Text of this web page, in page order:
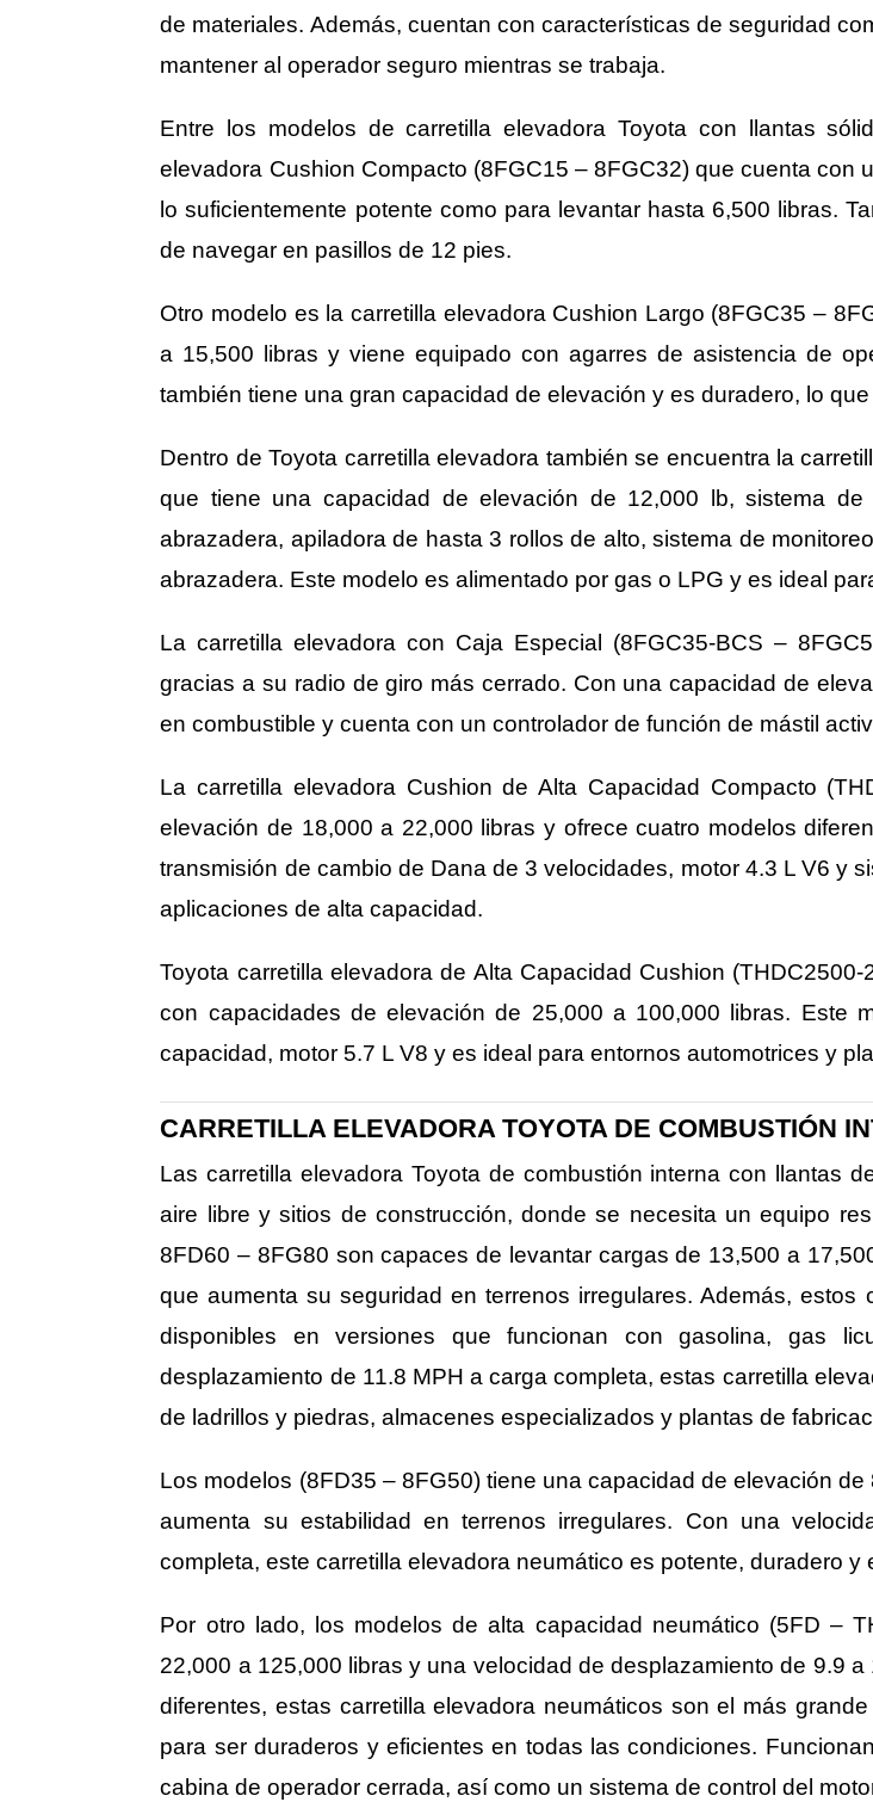
de materiales. Además, cuentan con características de seguridad
mantener al operador seguro mientras se trabaja.
Entre los modelos de carretilla elevadora Toyota con llantas
elevadora Cushion Compacto (8FGC15 – 8FGC32) que cuenta
lo suficientemente potente como para levantar hasta 6,500 libras.
de navegar en pasillos de 12 pies.
Otro modelo es la carretilla elevadora Cushion Largo (8FGC35 –
a 15,500 libras y viene equipado con agarres de asistencia de
también tiene una gran capacidad de elevación y es duradero, lo
Dentro de Toyota carretilla elevadora también se encuentra la
que tiene una capacidad de elevación de 12,000 lb, sistema
abrazadera, apiladora de hasta 3 rollos de alto, sistema de
abrazadera. Este modelo es alimentado por gas o LPG y es ideal
La carretilla elevadora con Caja Especial (8FGC35-BCS –
gracias a su radio de giro más cerrado. Con una capacidad de
en combustible y cuenta con un controlador de función de mástil
La carretilla elevadora Cushion de Alta Capacidad Compacto
elevación de 18,000 a 22,000 libras y ofrece cuatro modelos
transmisión de cambio de Dana de 3 velocidades, motor 4.3 L V6 y
aplicaciones de alta capacidad.
Toyota carretilla elevadora de Alta Capacidad Cushion
con capacidades de elevación de 25,000 a 100,000 libras. Este
capacidad, motor 5.7 L V8 y es ideal para entornos automotrices y
CARRETILLA ELEVADORA TOYOTA DE COMBUSTIÓN
Las carretilla elevadora Toyota de combustión interna con llantas
aire libre y sitios de construcción, donde se necesita un equipo
8FD60 – 8FG80 son capaces de levantar cargas de 13,500 a
que aumenta su seguridad en terrenos irregulares. Además,
disponibles en versiones que funcionan con gasolina, gas
desplazamiento de 11.8 MPH a carga completa, estas carretilla
de ladrillos y piedras, almacenes especializados y plantas de
Los modelos (8FD35 – 8FG50) tiene una capacidad de elevación
aumenta su estabilidad en terrenos irregulares. Con una
completa, este carretilla elevadora neumático es potente, duradero
Por otro lado, los modelos de alta capacidad neumático (5FD –
22,000 a 125,000 libras y una velocidad de desplazamiento de 9.9
diferentes, estas carretilla elevadora neumáticos son el más
para ser duraderos y eficientes en todas las condiciones.
cabina de operador cerrada, así como un sistema de control del